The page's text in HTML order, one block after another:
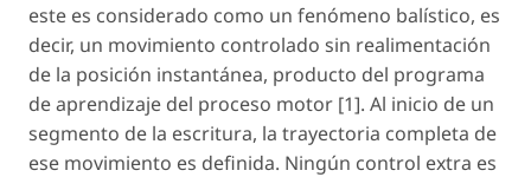
este es considerado como un fenómeno balístico, es
decir, un movimiento controlado sin realimentación
de la posición instantánea, producto del programa
de aprendizaje del proceso motor [1]. Al inicio de un
segmento de la escritura, la trayectoria completa de
ese movimiento es definida. Ningún control extra es